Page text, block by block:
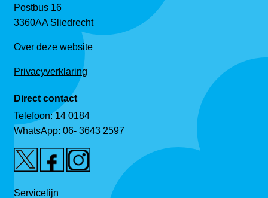
Postbus 16
3360AA Sliedrecht
Over deze website
Privacyverklaring
Direct contact
Telefoon:14 0184
WhatsApp:06- 3643 2597
Servicelijn